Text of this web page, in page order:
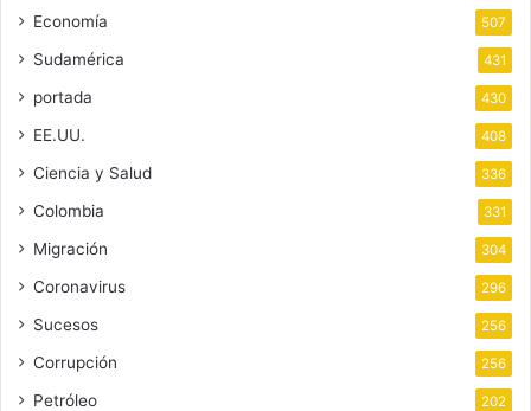
Economía 507
Sudamérica 431
portada 430
EE.UU. 408
Ciencia y Salud 336
Colombia 331
Migración 304
Coronavirus 296
Sucesos 256
Corrupción 256
Petróleo 202